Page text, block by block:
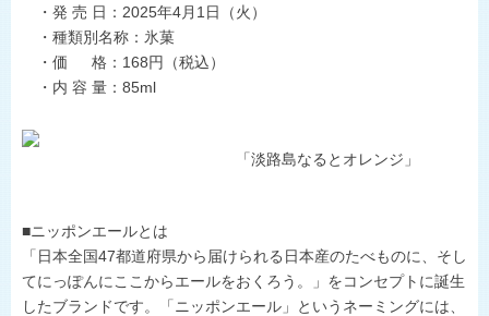
・発 売 日：2025年4月1日（火）
・種類別名称：氷菓
・価 格：168円（税込）
・内 容 量：85ml
「淡路島なるとオレンジ」
■ニッポンエールとは
「日本全国47都道府県から届けられる日本産のたべものに、そし
てにっぽんにここからエールをおくろう。」をコンセプトに誕生
したブランドです。「ニッポンエール」というネーミングには、